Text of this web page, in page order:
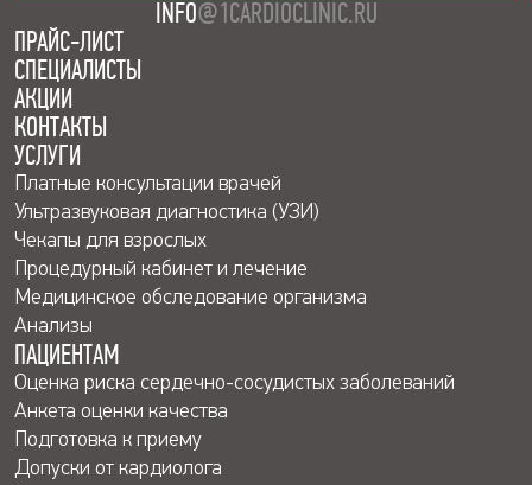
INFO@1CARDIOCLINIC.RU
ПРАЙС-ЛИСТ
СПЕЦИАЛИСТЫ
АКЦИИ
КОНТАКТЫ
УСЛУГИ
Платные консультации врачей
Ультразвуковая диагностика (УЗИ)
Чекапы для взрослых
Процедурный кабинет и лечение
Медицинское обследование организма
Анализы
ПАЦИЕНТАМ
Оценка риска сердечно-сосудистых заболеваний
Анкета оценки качества
Подготовка к приему
Допуски от кардиолога